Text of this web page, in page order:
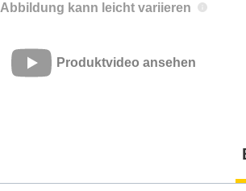
Abbildung kann leicht variieren
Produktvideo ansehen